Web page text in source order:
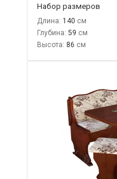
Набор размеров
Длина: 140
Глубина: 59
Высота: 86